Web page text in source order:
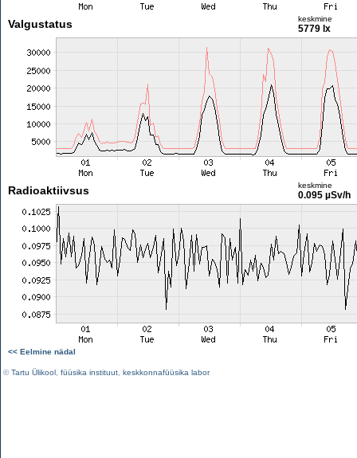
Valgustatus keskmine
5779 lx
Radioaktiivsus keskmine
0.095 µSv/h
<< Eelmine nädal
©Tartu Ülikool füüsika instituut keskkonnafüüsika labor